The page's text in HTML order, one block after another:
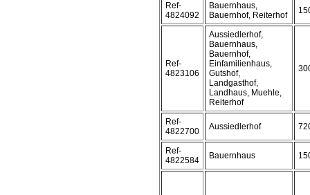
Ref-
4824092
Bauernhaus,
Bauernhof, Reiterhof
Ref-
4823106
Aussiedlerhof,
Bauernhaus,
Bauernhof,
Einfamilienhaus,
Gutshof,
Landgasthof,
Landhaus, Muehle,
Reiterhof
Ref-
4822700
Aussiedlerhof
Ref-
4822584
Bauernhaus